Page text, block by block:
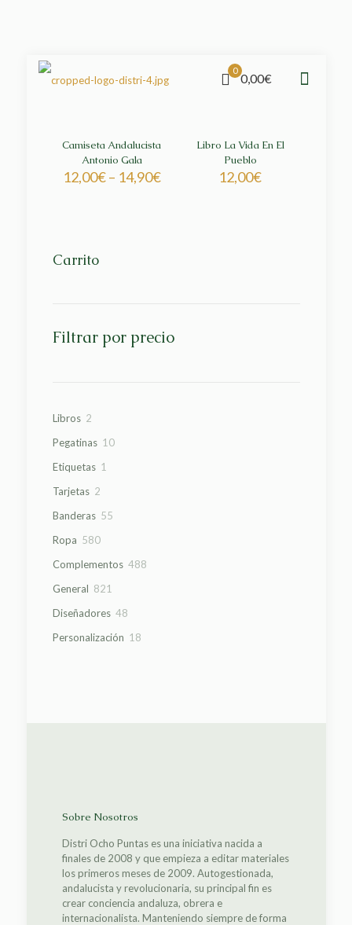
0
0,00€
Camiseta Andalucista
Antonio Gala
12,00€– 14,90€
Libro La Vida En El
Pueblo
12,00€
Carrito
Filtrar por precio
Libros 22
Pegatinas 1010
Etiquetas 1
Tarjetas 22
Banderas 5555
Ropa 580580
Complementos 488488
General 821
Diseñadores 4848
Personalización 1818
Sobre Nosotros
Distri Ocho Puntas es una iniciativa nacida a
finales de 2008 y que empieza a editar materiales
los primeros meses de 2009. Autogestionada,
andalucista y revolucionaria, su principal fin es
crear conciencia andaluza, obrera e
internacionalista. Manteniendo siempre de forma